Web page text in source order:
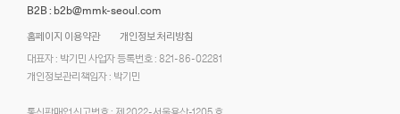
홈페이지 이용약관
개인정보 처리방침
대표자 : 박기민 사업자 등록번호 : 821-86-02281
개인정보관리책임자 : 박기민
B2B : b2b@mmk-seoul.com